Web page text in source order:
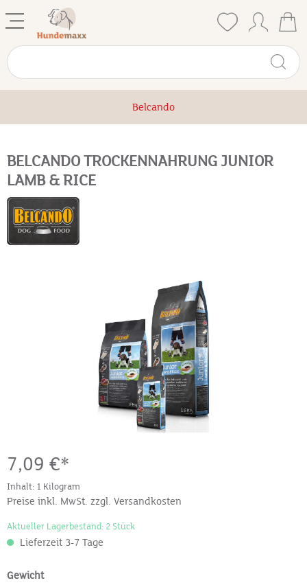
Belcando
BELCANDO TROCKENNAHRUNG JUNIOR
LAMB & RICE
7,09 €*
Inhalt: 1 Kilogram
Preise inkl. MwSt. zzgl. Versandkosten
Aktueller Lagerbestand: 2 Stück
Lieferzeit 3-7 Tage
Gewicht